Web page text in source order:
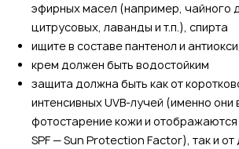
эфирных масел (например, чайного
цитрусовых, лаванды и т.п.), спирта
ищите в составе пантенол и
крем должен быть водостойким
защита должна быть как от
интенсивных UVB-лучей (именно
фотостарение кожи и отображаются
SPF — Sun Protection Factor), так и от